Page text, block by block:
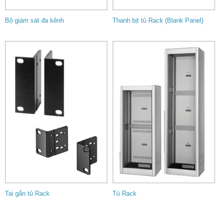
Bộ giám sát đa kênh Thanh bịt tủ Rack (Blank Panel)
Tai gắn tủ Rack Tủ Rack